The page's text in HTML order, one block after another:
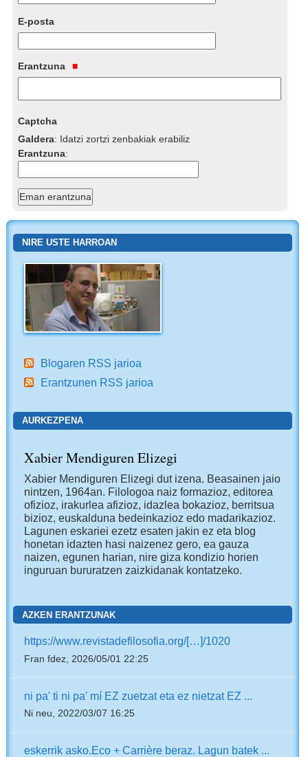
E-posta
Erantzuna
Captcha
Galdera: Idatzi zortzi zenbakiak erabiliz
Erantzuna:
NIRE USTE HARROAN
Blogaren RSS jarioa
Erantzunen RSS jarioa
AURKEZPENA
Xabier Mendiguren Elizegi
Xabier Mendiguren Elizegi dut izena. Beasainen jaio
nintzen, 1964an. Filologoa naiz formazioz, editorea
ofizioz, irakurlea afizioz, idazlea bokazioz, berritsua
bizioz, euskalduna bedeinkazioz edo madarikazioz.
Lagunen eskariei ezetz esaten jakin ez eta blog
honetan idazten hasi naizenez gero, ea gauza
naizen, egunen harian, nire giza kondizio horien
inguruan bururatzen zaizkidanak kontatzeko.
AZKEN ERANTZUNAK
https://www.revistadefilosofia.org/[…]/1020
Fran fdez, 2026/05/01 22:25
ni pa' ti ni pa' mí EZ zuetzat eta ez nietzat EZ ...
Ni neu, 2022/03/07 16:25
eskerrik asko.Eco + Carrière beraz. Lagun batek ...